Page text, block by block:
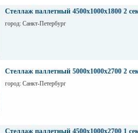
Стеллаж паллетный 4500х1000х1800 2
город: Санкт-Петербург
Стеллаж паллетный 5000х1000х2700 2
город: Санкт-Петербург
Стеллаж паллетный 4500х1000х2700 1